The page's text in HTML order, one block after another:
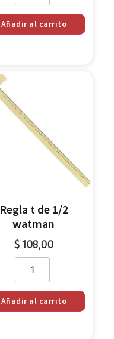
Añadir al carrito
Regla t de 1/2
watman
$108,00
Añadir al carrito